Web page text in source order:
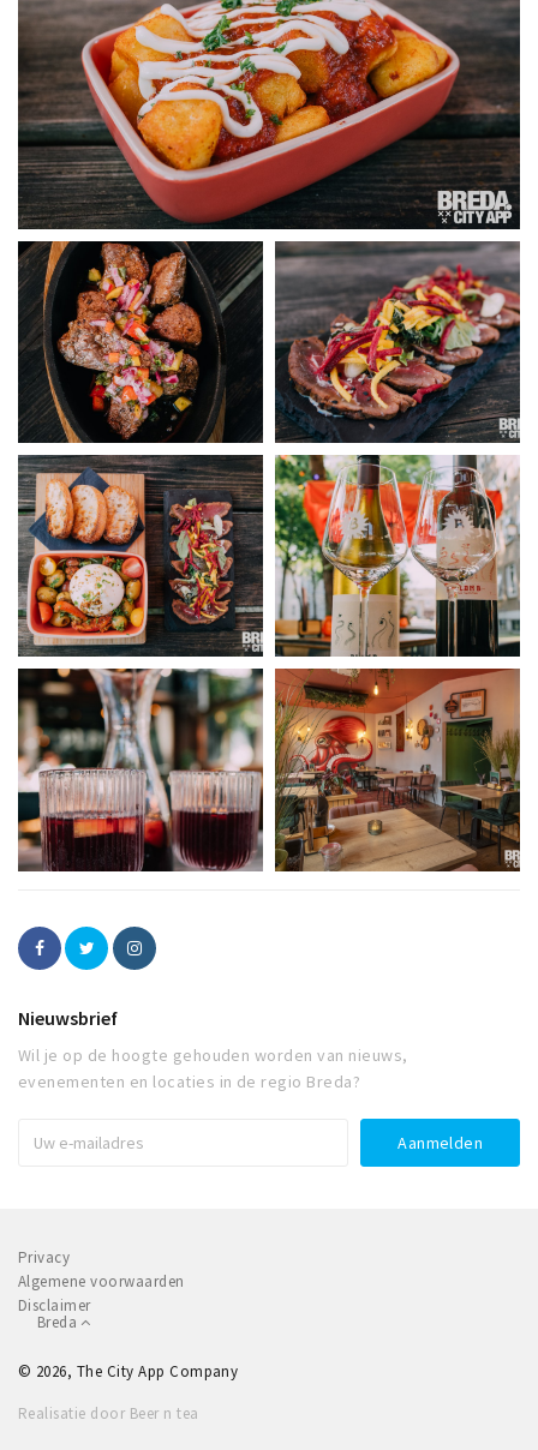
Nieuwsbrief
Wil je op de hoogte gehouden worden van nieuws,
evenementen en locaties in de regio Breda?
Privacy
Algemene voorwaarden
Disclaimer
Breda
© 2026, The City App Company
Realisatie door Beer n tea